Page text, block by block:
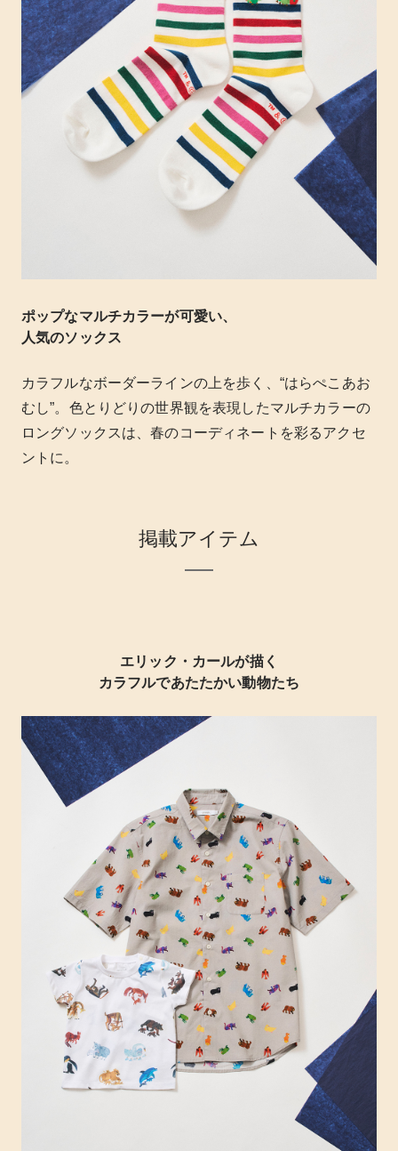
ポップなマルチカラーが可愛い、
人気のソックス
カラフルなボーダーラインの上を歩く、“はらぺこあお
むし”。色とりどりの世界観を表現したマルチカラーの
ロングソックスは、春のコーディネートを彩るアクセ
ントに。
掲載アイテム
エリック・カールが描く
カラフルであたたかい動物たち